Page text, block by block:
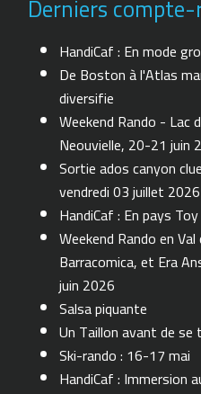
Derniers
HandiCaf : En mode
De Boston à l'Atlas
diversifie
Weekend Rando - Lac
Neouvielle, 20-21 juin
Sortie ados canyon
vendredi 03 juillet 2026
HandiCaf : En pays Toy
Weekend Rando en
Barracomica, et Era
juin 2026
Salsa piquante
Un Taillon avant de se
Ski-rando : 16-17 mai
HandiCaf : Immersion